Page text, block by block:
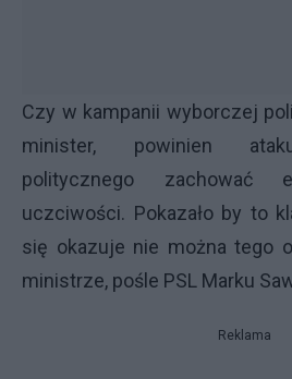
Czy w kampanii wyborczej
minister, powinien
politycznego zachować
uczciwości. Pokazało by to
się okazuje nie można tego
ministrze, pośle PSL Marku
Reklama